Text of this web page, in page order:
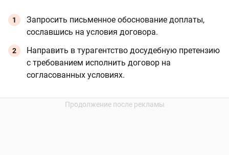
Запросить письменное обоснование доплаты,
сославшись на условия договора.
Направить в турагентство досудебную претензию
с требованием исполнить договор на
согласованных условиях.